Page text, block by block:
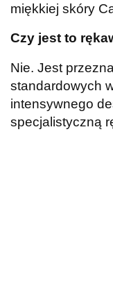
miękkiej skóry
Czy jest to
Nie. Jest
standardowych
intensywnego
specjalistyczną